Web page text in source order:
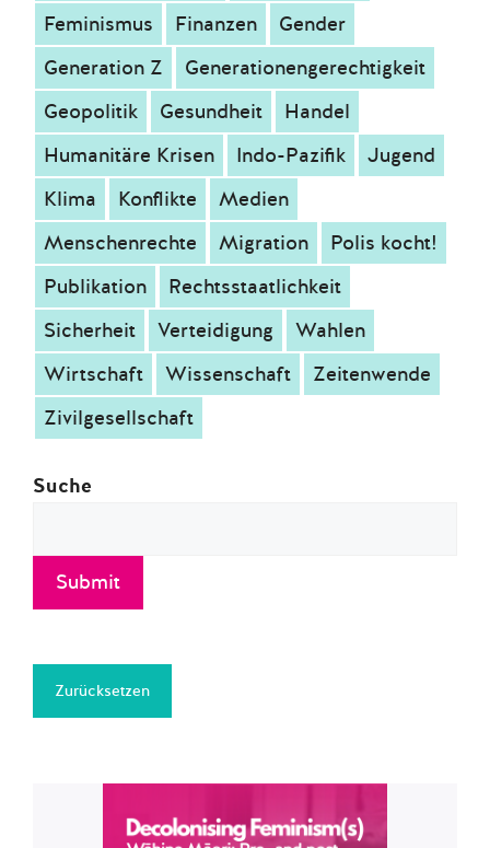
Feminismus
Finanzen
Gender
Generation Z
Generationengerechtigkeit
Geopolitik
Gesundheit
Handel
Humanitäre Krisen
Indo-Pazifik
Jugend
Klima
Konflikte
Medien
Menschenrechte
Migration
Polis kocht!
Publikation
Rechtsstaatlichkeit
Sicherheit
Verteidigung
Wahlen
Wirtschaft
Wissenschaft
Zeitenwende
Zivilgesellschaft
Suche
Submit
Zurücksetzen